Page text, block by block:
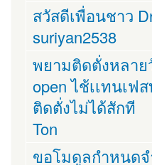
สวัสดีเพื่อนชาว
suriyan2538
พยามติดตั่งหลาย
open ไช้เเทนเฟ
ติดตั่งไม่ได้สักที
Ton
ขอโมดูลกำหนดจ